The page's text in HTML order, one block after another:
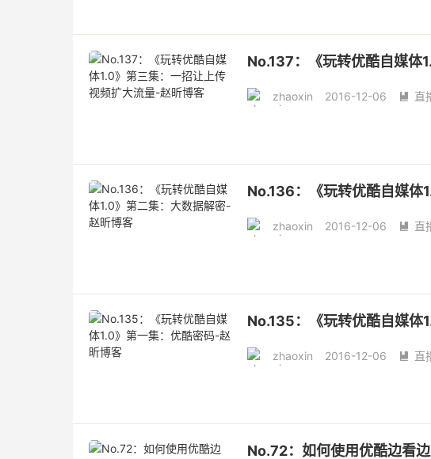
No.137：《玩转优酷自媒体
zhaoxin 2016-12-06  直
No.136：《玩转优酷自媒体
zhaoxin 2016-12-06  直
No.135：《玩转优酷自媒体
zhaoxin 2016-12-06  直
No.72：如何使用优酷边看边